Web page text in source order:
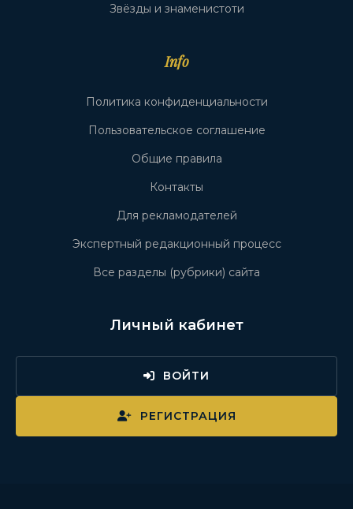
Звёзды и знаменистоти
Info
Политика конфиденциальности
Пользовательское соглашение
Общие правила
Контакты
Для рекламодателей
Экспертный редакционный процесс
Все разделы (рубрики) сайта
Личный кабинет
ВОЙТИ
РЕГИСТРАЦИЯ